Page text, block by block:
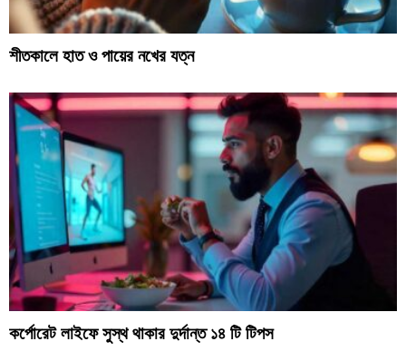
শীতকালে হাত ও পায়ের নখের যত্ন
কর্পোরেট লাইফে সুস্থ থাকার দুর্দান্ত ১৪ টি টিপস